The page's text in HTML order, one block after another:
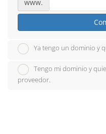
www.
Ya tengo un dominio y
Tengo mi dominio y
proveedor.